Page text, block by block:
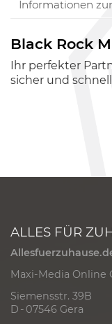
Informationen
Black Rock
Ihr perfekter
sicher und
ALLES FÜR
Maxi-Media Online
Siemensstr. 39B
D - 07546 Gera